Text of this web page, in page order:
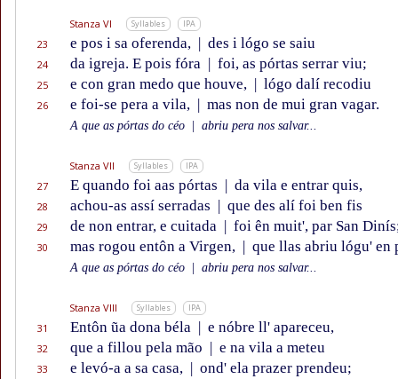
Stanza VI Syllables IPA
23 e pos i sa oferenda, | des i lógo se saiu
24 da igreja. E pois fóra | foi, as pórtas serrar viu;
25 e con gran medo que houve, | lógo dalí recodiu
26 e foi-se pera a vila, | mas non de mui gran vagar.
A que as pórtas do céo abriu pera nos salvar...
Stanza VII Syllables IPA
27 E quando foi aas pórtas | da vila e entrar quis,
28 achou-as assí serradas | que des alí foi ben fis
29 de non entrar, e cuitada | foi ên muit', par San
30 mas rogou entôn a Virgen, | que llas abriu lógu' en
A que as pórtas do céo abriu pera nos salvar...
Stanza VIII Syllables IPA
31 Entôn ũa dona béla | e nóbre ll' apareceu,
32 que a fillou pela mão | e na vila a meteu
33 e levó-a a sa casa, | ond' ela prazer prendeu;